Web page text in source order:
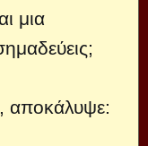
μια
αποκάλυψε: